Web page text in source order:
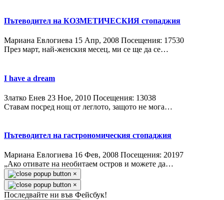
Пътеводител на КОЗМЕТИЧЕСКИЯ стопаджия
Мариана Евлогиева 15 Апр, 2008 Посещения: 17530
През март, най-женския месец, ми се ще да се…
I have a dream
Златко Енев 23 Ное, 2010 Посещения: 13038
Ставам посред нощ от леглото, защото не мога…
Пътеводител на гастрономическия стопаджия
Мариана Евлогиева 16 Фев, 2008 Посещения: 20197
„Ако отивате на необитаем остров и можете да…
×
×
Последвайте ни във Фейсбук!